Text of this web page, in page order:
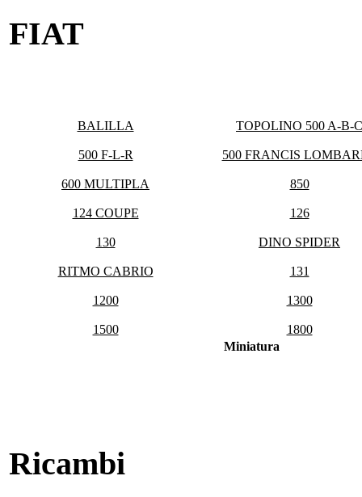
FIAT
BALILLA TOPOLINO 500 A-B-C
500 F-L-R 500 FRANCIS
600 MULTIPLA 850
124 COUPE 126
130 DINO SPIDER
RITMO CABRIO 131
1200 1300
1500
1800
Miniatura
Ricambi